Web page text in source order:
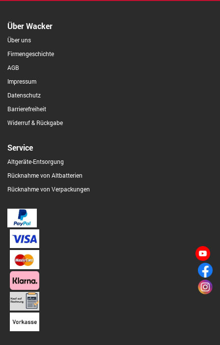
Über Wacker
Über uns
Firmengeschichte
AGB
Impressum
Datenschutz
Barrierefreiheit
Widerruf & Rückgabe
Service
Altgeräte-Entsorgung
Rücknahme von Altbatterien
Rücknahme von Verpackungen